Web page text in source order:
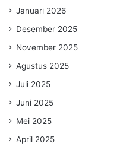
Januari 2026
Desember 2025
November 2025
Agustus 2025
Juli 2025
Juni 2025
Mei 2025
April 2025